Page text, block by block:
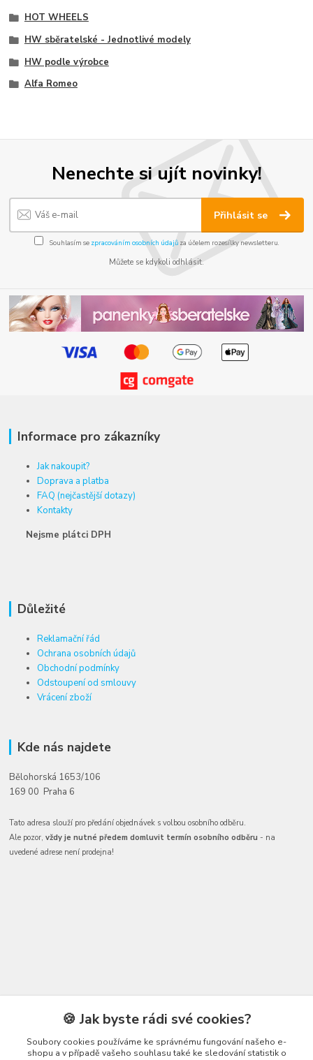
HOT WHEELS
HW sběratelské - Jednotlivé modely
HW podle výrobce
Alfa Romeo
Nenechte si ujít novinky!
Přihlásit se
Souhlasím se zpracováním osobních údajůza účelem rozesílky newsletteru.
Můžete se kdykoli odhlásit.
Informace pro zákazníky
Jak nakoupit?
Doprava a platba
FAQ (nejčastější dotazy)
Kontakty
Nejsme plátci DPH
Důležité
Reklamační řád
Ochrana osobních údajů
Obchodní podmínky
Odstoupení od smlouvy
Vrácení zboží
Kde nás najdete
Bělohorská 1653/106
169 00 Praha 6
Tato adresa slouží pro předání objednávek s volbou osobního odběru.
Ale pozor,vždy je nutné předem domluvit termín osobního odběru - na
uvedené adrese není prodejna!
🍪 Jak byste rádi své cookies?
Soubory cookies používáme ke správnému fungování našeho e-
shopu a v případě vašeho souhlasu také ke sledování statistik o